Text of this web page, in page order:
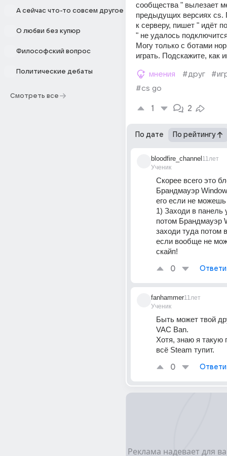
А сейчас что-то совсем другое
О любви без купюр
Философский вопрос
Политические дебаты
Смотреть все
сообщества " вылезает
предыдущих версиях
к серверу, пишет " идёт
" не удалось
Могу только с ботами
играть. Подскажите, как
мнения #друг
#cs go
1 2
По дате По рейтингу
bloodfire_channel
Ученик
11лет
Скорее всего это
Брандмауэр
его если не
1) Заходи в панель
потом Брандмауэр
заходи туда потом
если вообще не
скайп!
0
fanhammer
Ученик
11лет
Быть может твой
VAC Ban.
Хотя, знаю я такую
всё Steam тупит.
0